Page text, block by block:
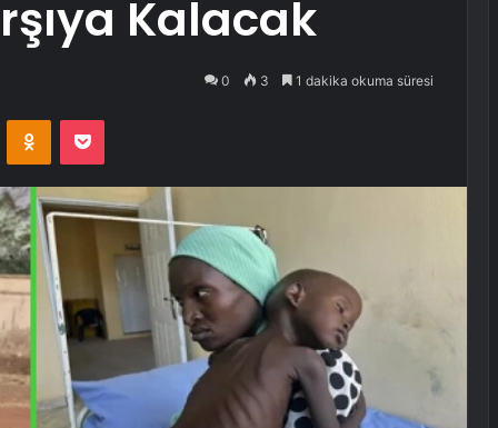
Kalacak
0 3 1 dakika okuma süresi
Odnoklassniki
Pocket